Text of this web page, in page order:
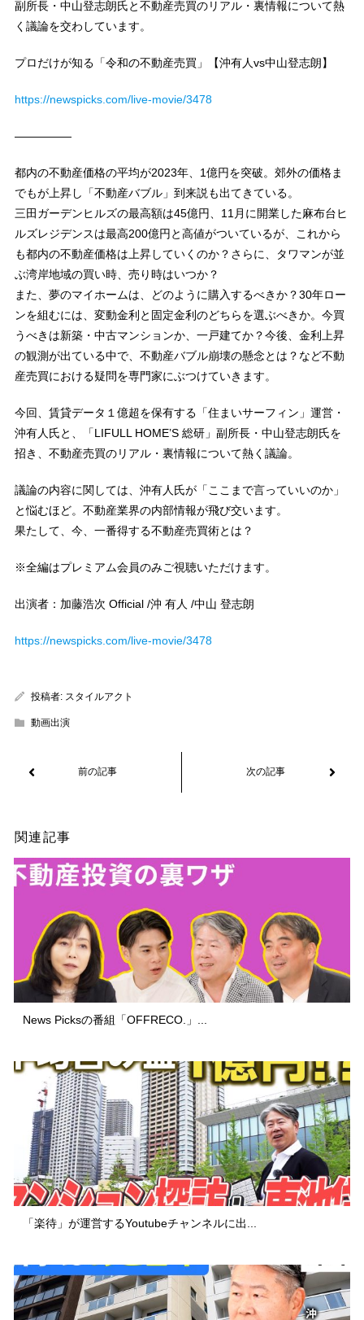
副所長・中山登志朗氏と不動産売買のリアル・裏情報について熱
く議論を交わしています。
プロだけが知る「令和の不動産売買」【沖有人vs中山登志朗】
https://newspicks.com/live-movie/3478
—————
都内の不動産価格の平均が2023年、1億円を突破。郊外の価格ま
でもが上昇し「不動産バブル」到来説も出てきている。
三田ガーデンヒルズの最高額は45億円、11月に開業した麻布台ヒ
ルズレジデンスは最高200億円と高値がついているが、これから
も都内の不動産価格は上昇していくのか？さらに、タワマンが並
ぶ湾岸地域の買い時、売り時はいつか？
また、夢のマイホームは、どのように購入するべきか？30年ロー
ンを組むには、変動金利と固定金利のどちらを選ぶべきか。今買
うべきは新築・中古マンションか、一戸建てか？今後、金利上昇
の観測が出ている中で、不動産バブル崩壊の懸念とは？など不動
産売買における疑問を専門家にぶつけていきます。
今回、賃貸データ１億超を保有する「住まいサーフィン」運営・
沖有人氏と、「LIFULL HOME’S 総研」副所長・中山登志朗氏を
招き、不動産売買のリアル・裏情報について熱く議論。
議論の内容に関しては、沖有人氏が「ここまで言っていいのか」
と悩むほど。不動産業界の内部情報が飛び交います。
果たして、今、一番得する不動産売買術とは？
※全編はプレミアム会員のみご視聴いただけます。
出演者：加藤浩次 Official /沖 有人 /中山 登志朗
https://newspicks.com/live-movie/3478
投稿者: スタイルアクト
動画出演
関連記事
News Picksの番組「OFFRECO.」...
「楽待」が運営するYoutubeチャンネルに出...